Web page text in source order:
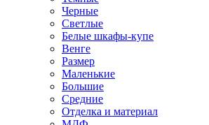
Черные
Светлые
Белые шкафы-купе
Венге
Размер
Маленькие
Большие
Средние
Отделка и материал